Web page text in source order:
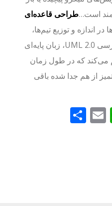
است…طراحی قاعده‌ای
اندازه و توزیع تیم‌ها،
تسلط بر معانی ورودی و دسترسی UML 2.0، زبان پایه‌ای
که در طول زمان
از هم جدا شده باقی
Emailاشتراک